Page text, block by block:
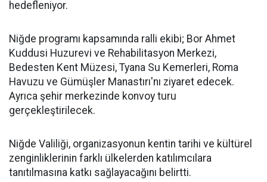
hedefleniyor.
Niğde programı kapsamında ralli ekibi; Bor Ahmet
Kuddusi Huzurevi ve Rehabilitasyon Merkezi,
Bedesten Kent Müzesi, Tyana Su Kemerleri, Roma
Havuzu ve Gümüşler Manastırı'nı ziyaret edecek.
Ayrıca şehir merkezinde konvoy turu
gerçekleştirilecek.
Niğde Valiliği, organizasyonun kentin tarihi ve kültürel
zenginliklerinin farklı ülkelerden katılımcılara
tanıtılmasına katkı sağlayacağını belirtti.